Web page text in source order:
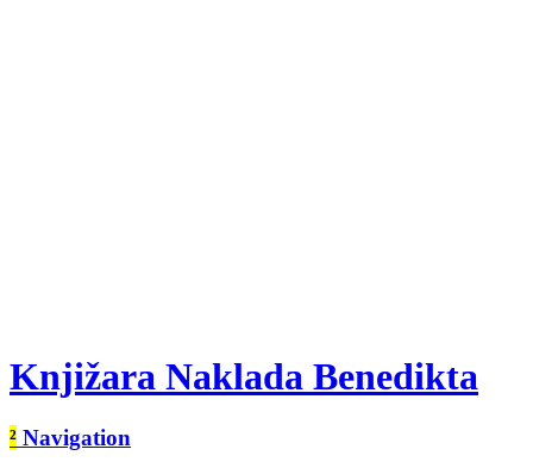
Knjižara Naklada Benedikta
² Navigation